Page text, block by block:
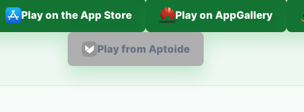
Play on the App Store Play on AppGallery
Play from Aptoide